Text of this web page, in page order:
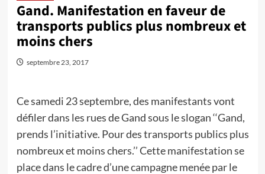
Gand. Manifestation en faveur de
transports publics plus nombreux et
moins chers
septembre 23, 2017
Ce samedi 23 septembre, des manifestants vont
défiler dans les rues de Gand sous le slogan ‘‘Gand,
prends l’initiative. Pour des transports publics plus
nombreux et moins chers.’’ Cette manifestation se
place dans le cadre d’une campagne menée par le